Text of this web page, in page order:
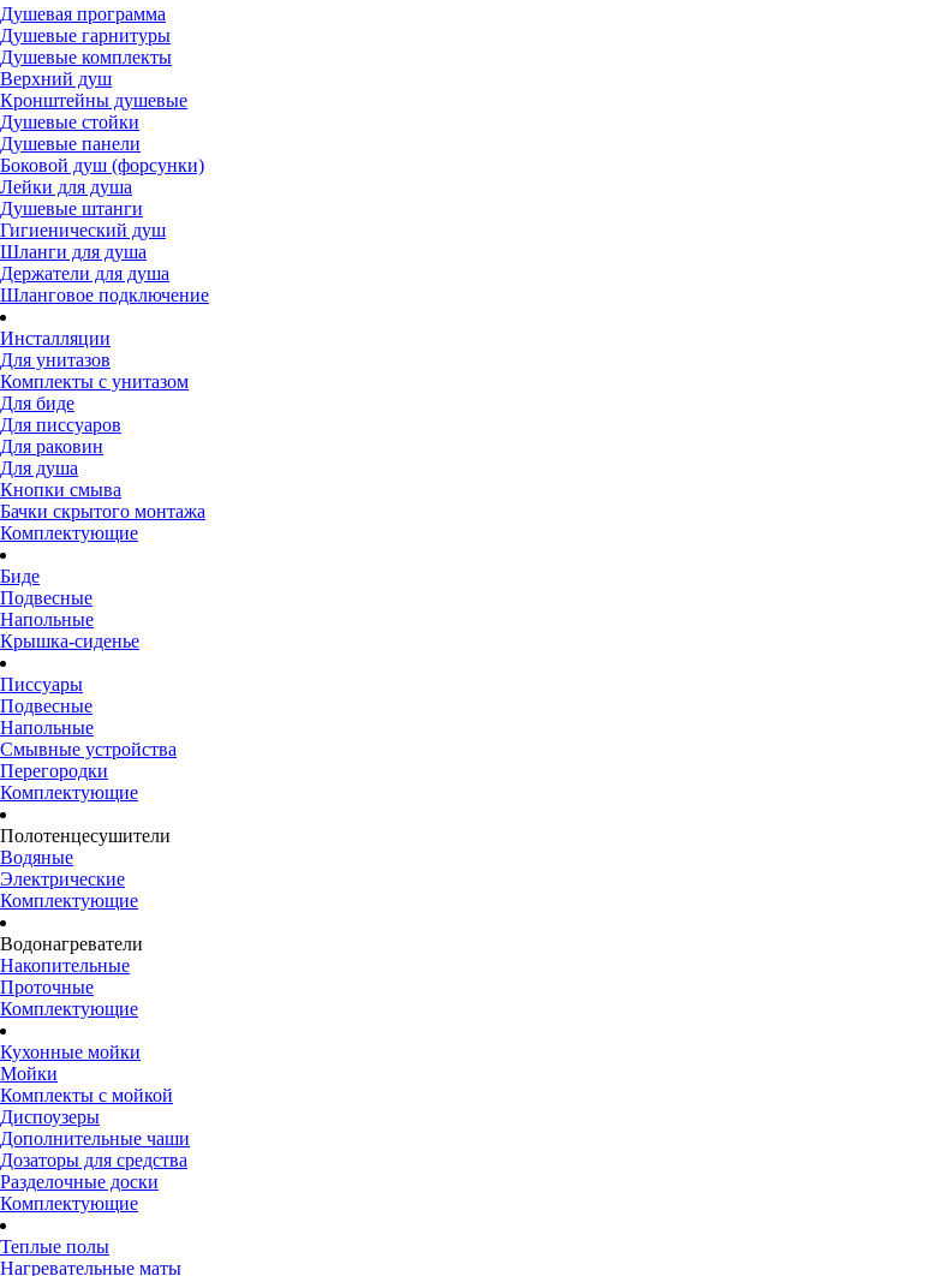
Душевая программа
Душевые гарнитуры
Душевые комплекты
Верхний душ
Кронштейны душевые
Душевые стойки
Душевые панели
Боковой душ (форсунки)
Лейки для душа
Душевые штанги
Гигиенический душ
Шланги для душа
Держатели для душа
Шланговое подключение
Инсталляции
Для унитазов
Комплекты с унитазом
Для биде
Для писсуаров
Для раковин
Для душа
Кнопки смыва
Бачки скрытого монтажа
Комплектующие
Биде
Подвесные
Напольные
Крышка-сиденье
Писсуары
Подвесные
Напольные
Смывные устройства
Перегородки
Комплектующие
Полотенцесушители
Водяные
Электрические
Комплектующие
Водонагреватели
Накопительные
Проточные
Комплектующие
Кухонные мойки
Мойки
Комплекты с мойкой
Диспоузеры
Дополнительные чаши
Дозаторы для средства
Разделочные доски
Комплектующие
Теплые полы
Нагревательные маты